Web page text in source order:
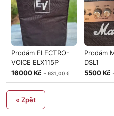
Prodám ELECTRO-
VOICE ELX115P
16000 Kč ~ 631,00 €
Prodám
DSL1
5500 Kč
« Zpět